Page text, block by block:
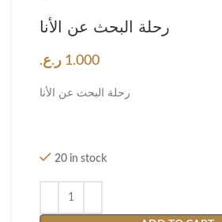
رحلة البحث عن الأنا
1.000 ر.ع.
رحلة البحث عن الأنا
20 in stock